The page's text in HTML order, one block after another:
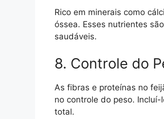
Rico em minerais como
óssea. Esses nutrientes
saudáveis.
8. Controle do
As fibras e proteínas no
no controle do peso.
total.